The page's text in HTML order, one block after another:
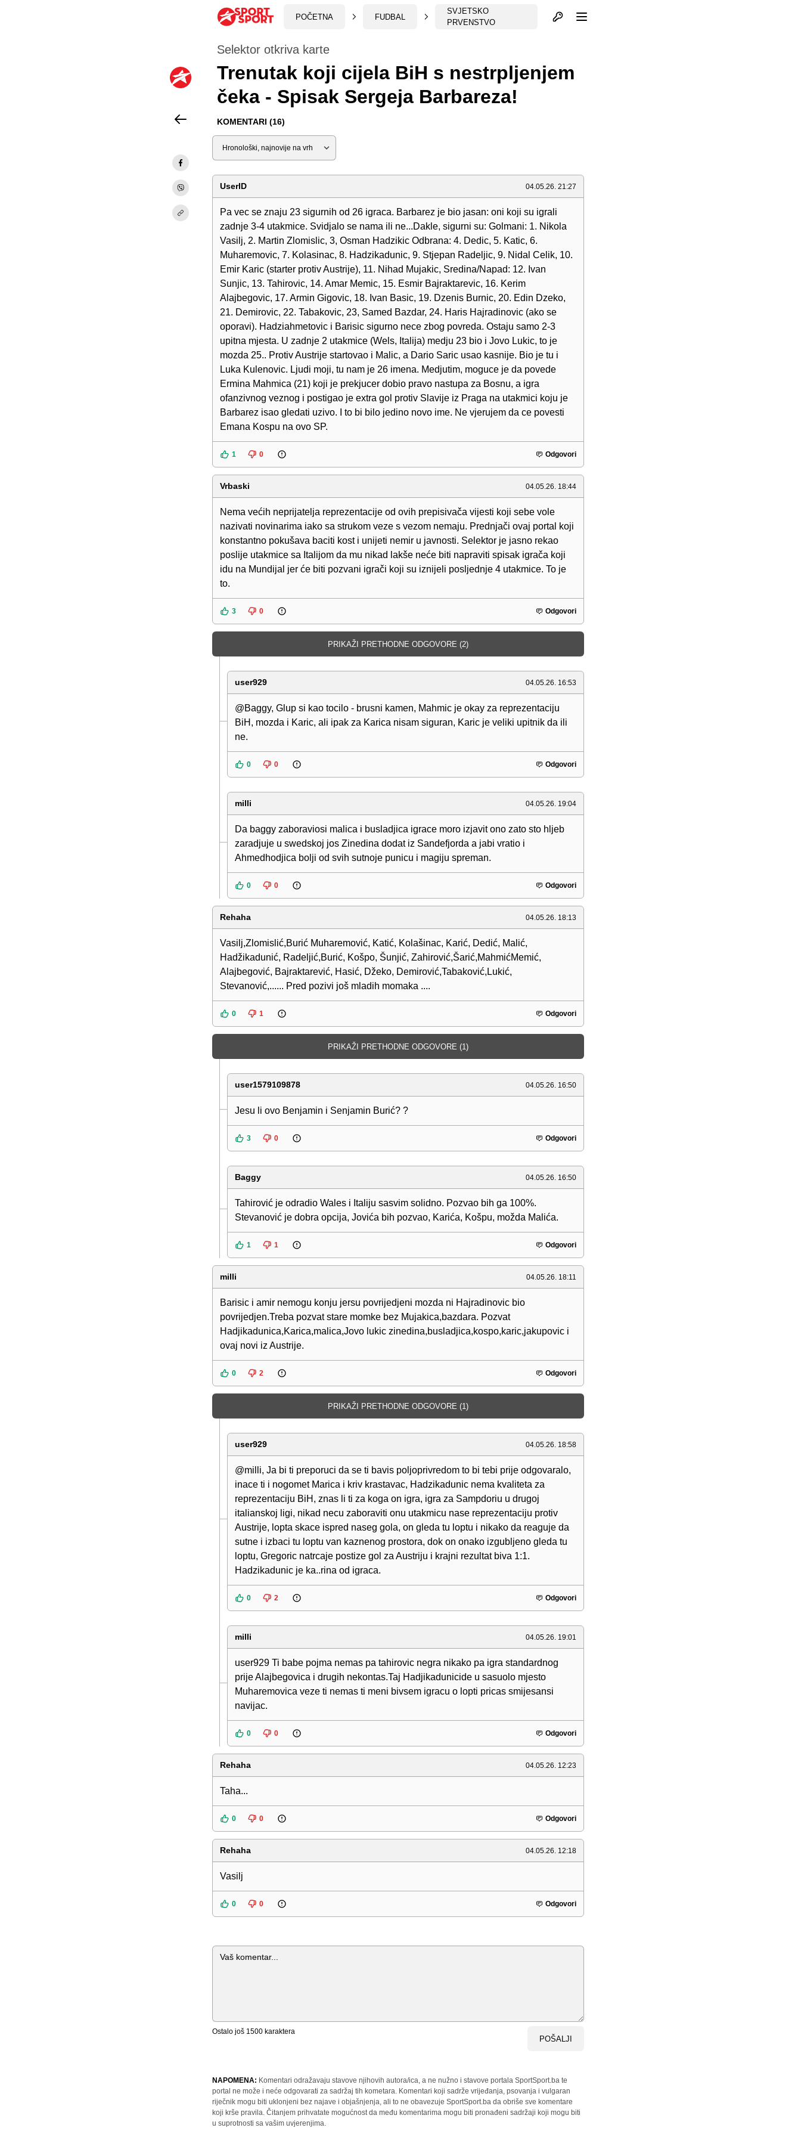
POČETNA FUDBAL
SVJETSKO
PRVENSTVO
Otvori profil
Selektor otkriva karte
Trenutak koji cijela BiH s nestrpljenjem
čeka - Spisak Sergeja Barbareza!
KOMENTARI (16)
Sortiraj
UserID 04.05.26. 21:27
Pa vec se znaju 23 sigurnih od 26 igraca. Barbarez je bio jasan: oni koji su igrali
zadnje 3-4 utakmice. Svidjalo se nama ili ne...Dakle, sigurni su: Golmani: 1. Nikola
Vasilj, 2. Martin Zlomislic, 3, Osman Hadzikic Odbrana: 4. Dedic, 5. Katic, 6.
Muharemovic, 7. Kolasinac, 8. Hadzikadunic, 9. Stjepan Radeljic, 9. Nidal Celik, 10.
Emir Karic (starter protiv Austrije), 11. Nihad Mujakic, Sredina/Napad: 12. Ivan
Sunjic, 13. Tahirovic, 14. Amar Memic, 15. Esmir Bajraktarevic, 16. Kerim
Alajbegovic, 17. Armin Gigovic, 18. Ivan Basic, 19. Dzenis Burnic, 20. Edin Dzeko,
21. Demirovic, 22. Tabakovic, 23, Samed Bazdar, 24. Haris Hajradinovic (ako se
oporavi). Hadziahmetovic i Barisic sigurno nece zbog povreda. Ostaju samo 2-3
upitna mjesta. U zadnje 2 utakmice (Wels, Italija) medju 23 bio i Jovo Lukic, to je
mozda 25.. Protiv Austrije startovao i Malic, a Dario Saric usao kasnije. Bio je tu i
Luka Kulenovic. Ljudi moji, tu nam je 26 imena. Medjutim, moguce je da povede
Ermina Mahmica (21) koji je prekjucer dobio pravo nastupa za Bosnu, a igra
ofanzivnog veznog i postigao je extra gol protiv Slavije iz Praga na utakmici koju je
Barbarez isao gledati uzivo. I to bi bilo jedino novo ime. Ne vjerujem da ce povesti
Emana Kospu na ovo SP.
1 0 Odgovori
Vrbaski 04.05.26. 18:44
Nema većih neprijatelja reprezentacije od ovih prepisivača vijesti koji sebe vole
nazivati novinarima iako sa strukom veze s vezom nemaju. Prednjači ovaj portal koji
konstantno pokušava baciti kost i unijeti nemir u javnosti. Selektor je jasno rekao
poslije utakmice sa Italijom da mu nikad lakše neće biti napraviti spisak igrača koji
idu na Mundijal jer će biti pozvani igrači koji su iznijeli posljednje 4 utakmice. To je
to.
3 0 Odgovori
PRIKAŽI PRETHODNE ODGOVORE (2)
user929 04.05.26. 16:53
@Baggy, Glup si kao tocilo - brusni kamen, Mahmic je okay za reprezentaciju
BiH, mozda i Karic, ali ipak za Karica nisam siguran, Karic je veliki upitnik da ili
ne.
0 0 Odgovori
milli 04.05.26. 19:04
Da baggy zaboraviosi malica i busladjica igrace moro izjavit ono zato sto hljeb
zaradjuje u swedskoj jos Zinedina dodat iz Sandefjorda a jabi vratio i
Ahmedhodjica bolji od svih sutnoje punicu i magiju spreman.
0 0 Odgovori
Rehaha 04.05.26. 18:13
Vasilj,Zlomislić,Burić Muharemović, Katić, Kolašinac, Karić, Dedić, Malić,
Hadžikadunić, Radeljić,Burić, Košpo, Šunjić, Zahirović,Šarić,MahmićMemić,
Alajbegović, Bajraktarević, Hasić, Džeko, Demirović,Tabaković,Lukić,
Stevanović,...... Pred pozivi još mladih momaka ....
0 1 Odgovori
PRIKAŽI PRETHODNE ODGOVORE (1)
user1579109878 04.05.26. 16:50
Jesu li ovo Benjamin i Senjamin Burić? ?
3 0 Odgovori
Baggy 04.05.26. 16:50
Tahirović je odradio Wales i Italiju sasvim solidno. Pozvao bih ga 100%.
Stevanović je dobra opcija, Jovića bih pozvao, Karića, Košpu, možda Malića.
1 1 Odgovori
milli 04.05.26. 18:11
Barisic i amir nemogu konju jersu povrijedjeni mozda ni Hajradinovic bio
povrijedjen.Treba pozvat stare momke bez Mujakica,bazdara. Pozvat
Hadjikadunica,Karica,malica,Jovo lukic zinedina,busladjica,kospo,karic,jakupovic i
ovaj novi iz Austrije.
0 2 Odgovori
PRIKAŽI PRETHODNE ODGOVORE (1)
user929 04.05.26. 18:58
@milli, Ja bi ti preporuci da se ti bavis poljoprivredom to bi tebi prije odgovaralo,
inace ti i nogomet Marica i kriv krastavac, Hadzikadunic nema kvaliteta za
reprezentaciju BiH, znas li ti za koga on igra, igra za Sampdoriu u drugoj
italianskoj ligi, nikad necu zaboraviti onu utakmicu nase reprezentaciju protiv
Austrije, lopta skace ispred naseg gola, on gleda tu loptu i nikako da reaguje da
sutne i izbaci tu loptu van kaznenog prostora, dok on onako izgubljeno gleda tu
loptu, Gregoric natrcaje postize gol za Austriju i krajni rezultat biva 1:1.
Hadzikadunic je ka..rina od igraca.
0 2 Odgovori
milli 04.05.26. 19:01
user929 Ti babe pojma nemas pa tahirovic negra nikako pa igra standardnog
prije Alajbegovica i drugih nekontas.Taj Hadjikadunicide u sasuolo mjesto
Muharemovica veze ti nemas ti meni bivsem igracu o lopti pricas smijesansi
navijac.
0 0 Odgovori
Rehaha 04.05.26. 12:23
Taha...
0 0 Odgovori
Rehaha 04.05.26. 12:18
Vasilj
0 0 Odgovori
Komentar
Ostalo još 1500 karaktera
POŠALJI
NAPOMENA: Komentari odražavaju stavove njihovih autora/ica, a ne nužno i stavove portala SportSport.ba te
portal ne može i neće odgovarati za sadržaj tih kometara. Komentari koji sadrže vrijeđanja, psovanja i vulgaran
riječnik mogu biti uklonjeni bez najave i objašnjenja, ali to ne obavezuje SportSport.ba da obriše sve komentare
koji krše pravila. Čitanjem prihvatate mogućnost da među komentarima mogu biti pronađeni sadržaji koji mogu biti
u suprotnosti sa vašim uvjerenjima.